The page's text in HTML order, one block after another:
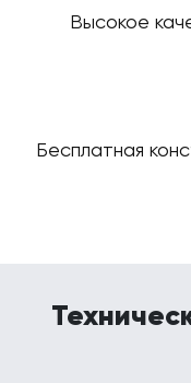
Высокое
Бесплатная